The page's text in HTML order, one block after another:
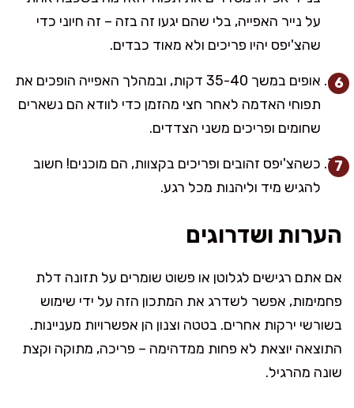
על נייר האפייה, בלי שהם יגעו זה בזה – זה חיוני כדי
שהצ'יפס יהיו פריכים ולא מאוד כבדים.
אופים במשך 35-40 דקות, ובמהלך האפייה הופכים את
תפוחי האדמה לאחר חצי מהזמן כדי לוודא הם נשארים
שחומים ופריכים משני הצדדים.
כשהצ'יפס זהובים ופריכים בקצוות, הם מוכנים! חשוב
להגיש מיד וליהנות מכל רגע.
הערות ושדרוגים
אם אתם רגישים לגלוטן או פשוט שומרים על תזונה דלת
פחמימות, אפשר לשדרג את המתכון הזה על ידי שימוש
בשורשי ירקות אחרים. בטטה וצנון הן אפשרויות מעניינות.
התוצאה יוצאת לא פחות ממדהימה – פריכה, מתוקה וקצת
שונה מהרגיל.